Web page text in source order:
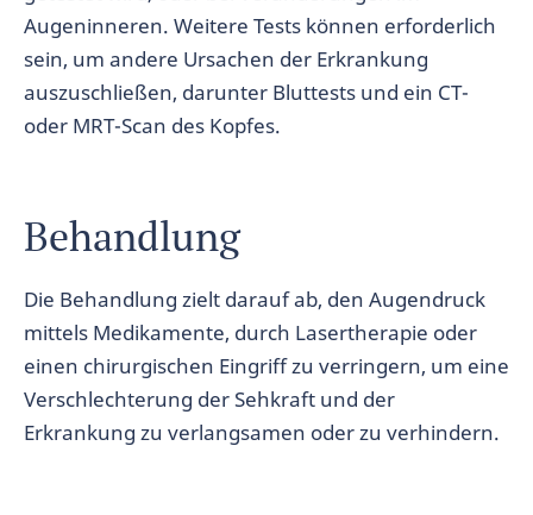
Augeninneren. Weitere Tests können erforderlich
sein, um andere Ursachen der Erkrankung
auszuschließen, darunter Bluttests und ein CT-
oder MRT-Scan des Kopfes.
Behandlung
Die Behandlung zielt darauf ab, den Augendruck
mittels Medikamente, durch Lasertherapie oder
einen chirurgischen Eingriff zu verringern, um eine
Verschlechterung der Sehkraft und der
Erkrankung zu verlangsamen oder zu verhindern.